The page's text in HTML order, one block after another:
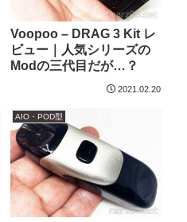
Voopoo – DRAG 3 Kit レ
ビュー｜人気シリーズの
Modの三代目だが…？
2021.02.20
AIO・POD型